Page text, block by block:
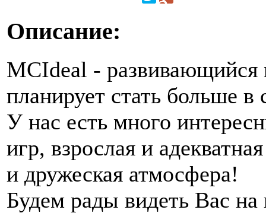
Описание:
MCIdeal - развивающийся
планирует стать больше в
У нас есть много
игр, взрослая и
и дружеская атмосфера!
Будем рады видеть Вас